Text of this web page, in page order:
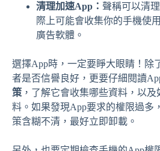
清理加速App： 聲稱可以清
際上可能會收集你的手機使
廣告軟體。
選擇App時，一定要睜大眼睛！除
者是否信譽良好，更要仔細閱讀
策 ，了解它會收集哪些資料，以
料。如果發現App要求的權限過多
策含糊不清，最好立即卸載。